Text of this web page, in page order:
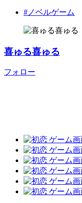
#ノベルゲーム
喜ゅる喜ゅる
フォロー